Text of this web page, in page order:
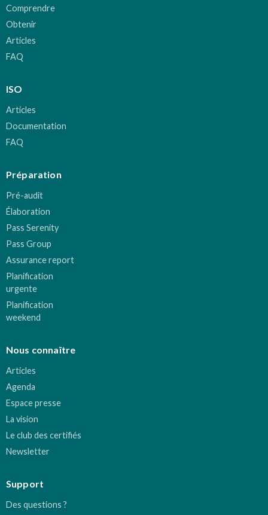
Comprendre
Obtenir
Articles
FAQ
ISO
Articles
Documentation
FAQ
Préparation
Pré-audit
Élaboration
Pass Serenity
Pass Group
Assurance report
Planification
urgente
Planification
weekend
Nous connaître
Articles
Agenda
Espace presse
La vision
Le club des certifiés
Newsletter
Support
Des questions ?